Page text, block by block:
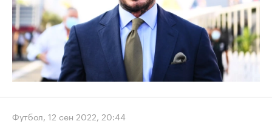
Футбол, 12 сен 2022, 20:44